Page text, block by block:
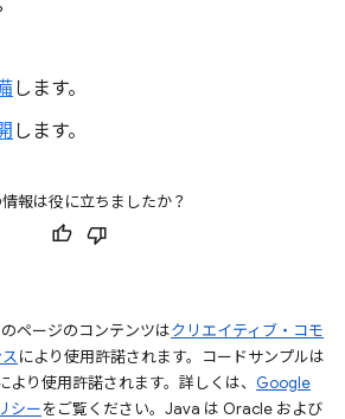
します。
します。
情報は役に立ちましたか？
ページのコンテンツはクリエイティブ・コモ
により使用許諾されます。コードサンプルは
より使用許諾されます。詳しくは、 Google
シーをご覧ください。Java は Oracle および